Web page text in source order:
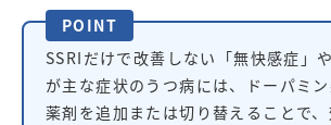
POINT
SSRIだけで改善しない「無快感症」
が主な症状のうつ病には、ドーパミ
薬剤を追加または切り替えることで